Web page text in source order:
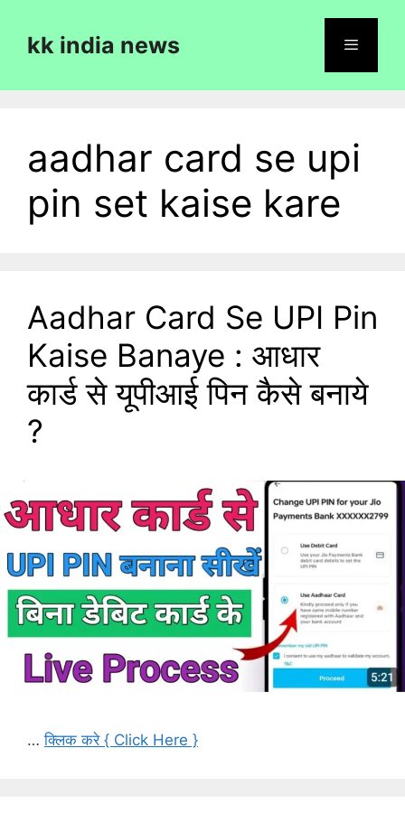
contentkk india news
aadhar card se upi
pin set kaise kare
Aadhar Card Se UPI Pin
Kaise Banaye : आधार
कार्ड से यूपीआई पिन कैसे बनाये
?
…क्लिक करे { Click Here }